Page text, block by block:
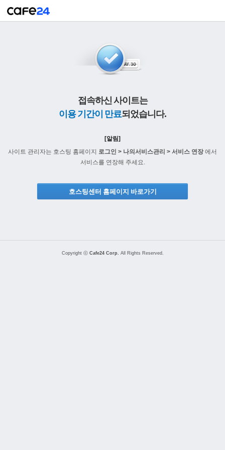
접속하신 사이트는
이용 기간이 만료되었습니다.
[알림]
사이트 관리자는 호스팅 홈페이지 로그인 > 나의서비스관리 > 서비스 연장에서
서비스를 연장해 주세요.
호스팅센터 홈페이지 바로가기
Copyright ⓒ Cafe24 Corp. All Rights Reserved.